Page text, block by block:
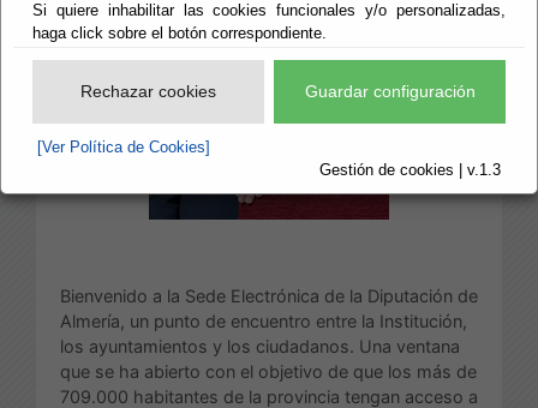
Si quiere inhabilitar las cookies funcionales y/o personalizadas,
haga click sobre el botón correspondiente.
Rechazar cookies Guardar configuración
[Ver Política de Cookies]
Gestión de cookies | v.1.3
Bienvenido a la Sede Electrónica de la Diputación de
Almería, un punto de encuentro entre la Institución,
los ayuntamientos y los ciudadanos. Una ventana
que se ha abierto con el objetivo de que los más de
709.000 habitantes de la provincia tengan acceso a